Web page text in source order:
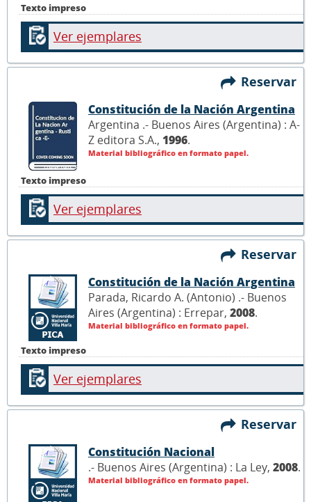
Texto impreso
Ver ejemplares
Reservar
Texto impreso
Constitución de la Nación Argentina
Argentina .- Buenos Aires (Argentina) : A-
Z editora S.A., 1996.
Material bibliográfico en formato papel.
Ver ejemplares
Reservar
Texto impreso
Constitución de la Nación Argentina
Parada, Ricardo A. (Antonio) .- Buenos
Aires (Argentina) : Errepar, 2008.
Material bibliográfico en formato papel.
Ver ejemplares
Reservar
Constitución Nacional
.- Buenos Aires (Argentina) : La Ley, 2008.
Material bibliográfico en formato papel.